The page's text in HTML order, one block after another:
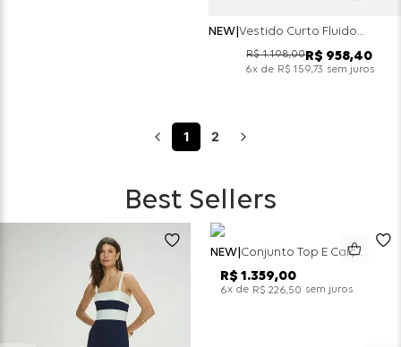
NEW Vestido Curto Fluido Em Alça Animal Print Snake - Cinza
R$ 1.198,00R$ 958,40
6x de R$ 159,73 sem juros
1 2
Best Sellers
NEW Conjunto Top E Calça Wide Leg Bicolor Alfaitaria - Off White
R$ 1.359,00
6x de R$ 226,50 sem juros